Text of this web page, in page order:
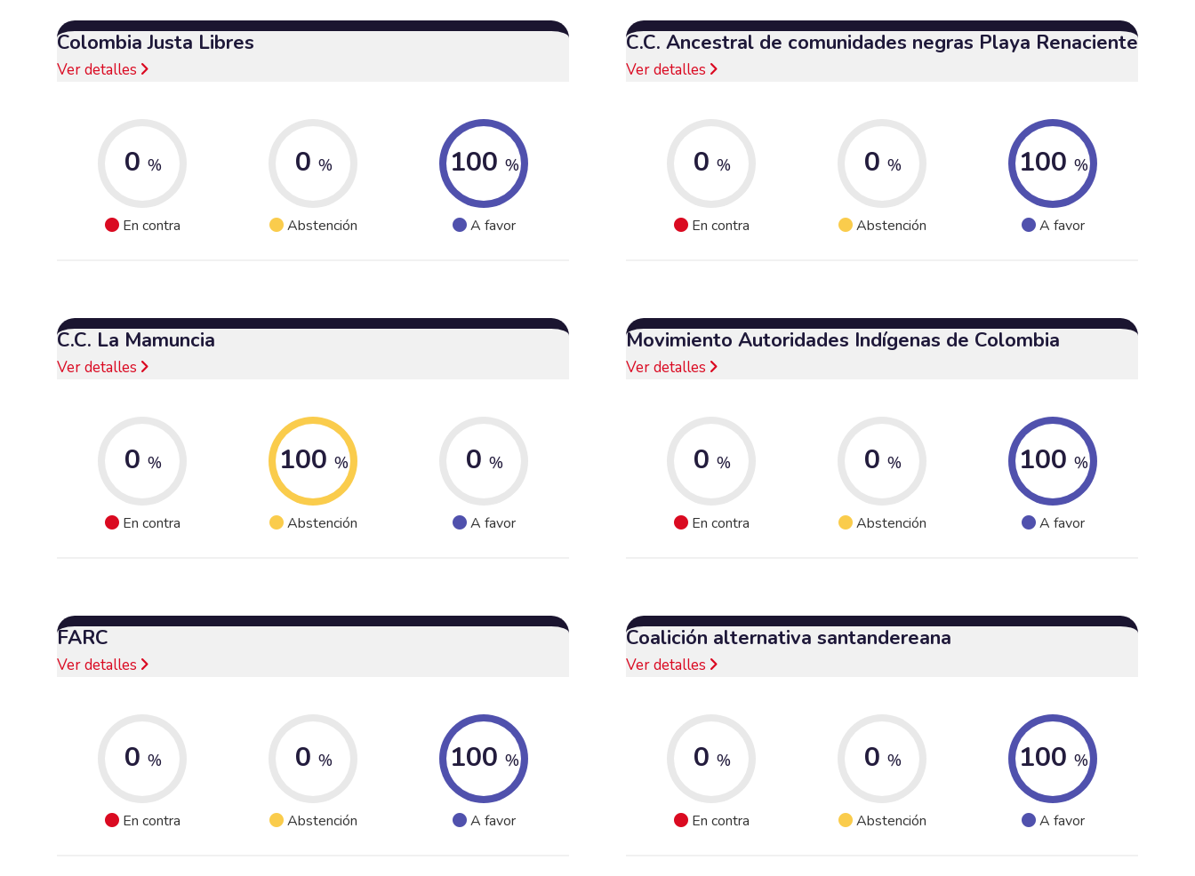
Colombia Justa Libres
Ver detalles
0 %
En contra
0 %
Abstención
100 %
A favor
C.C. Ancestral de comunidades negras Playa Renaciente
Ver detalles
0 %
En contra
0 %
Abstención
100 %
A favor
C.C. La Mamuncia
Ver detalles
0 %
En contra
100 %
Abstención
0 %
A favor
Movimiento Autoridades Indígenas de Colombia
Ver detalles
0 %
En contra
0 %
Abstención
100 %
A favor
FARC
Ver detalles
0 %
En contra
0 %
Abstención
100 %
A favor
Coalición alternativa santandereana
Ver detalles
0 %
En contra
0 %
Abstención
100 %
A favor